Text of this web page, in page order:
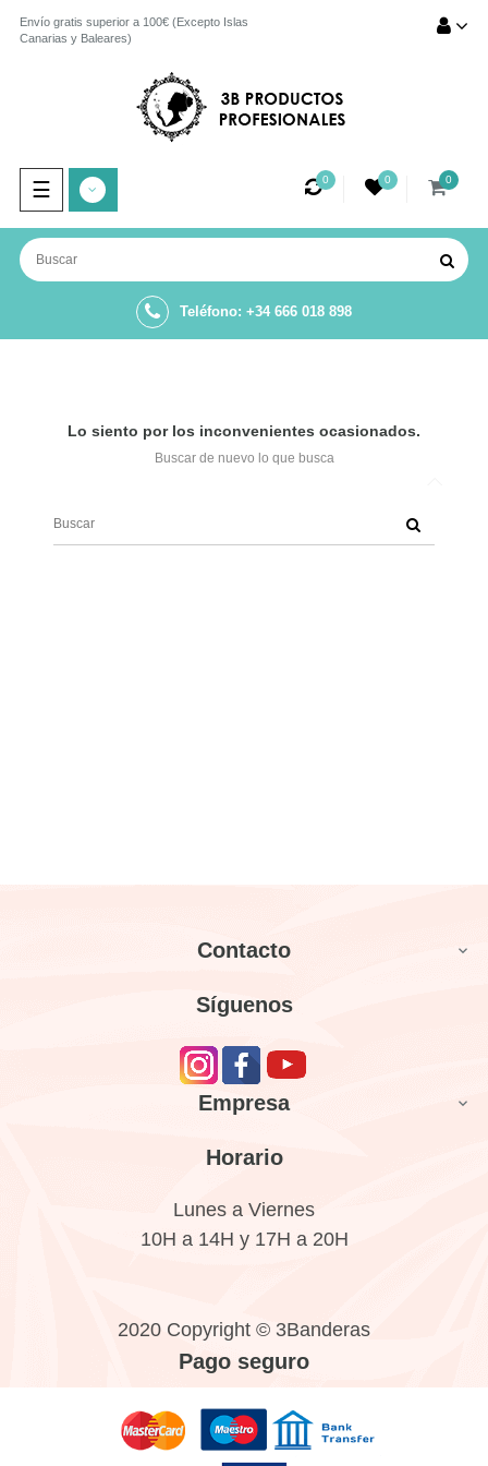
Envío gratis superior a 100€ (Excepto Islas
Canarias y Baleares)
Navegación
de
palanca
☰ 0 0 0
Teléfono: +34 666 018 898
Lo siento por los inconvenientes ocasionados.
Buscar de nuevo lo que busca
Contacto 
Síguenos
Empresa 
Horario
Lunes a Viernes
10H a 14H y 17H a 20H
2020 Copyright © 3Banderas
Pago seguro